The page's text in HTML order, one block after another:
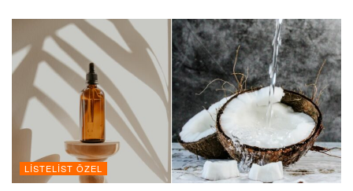
LISTELIST ÖZEL